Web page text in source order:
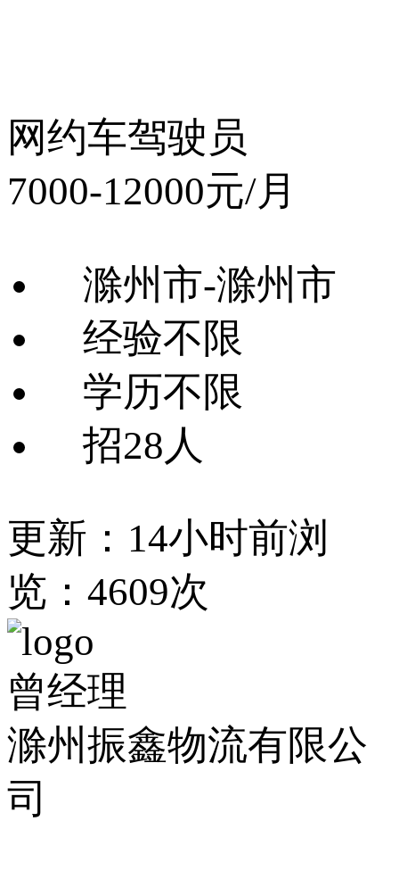
网约车驾驶员
7000-12000元/月
滁州市-滁州市
经验不限
学历不限
招28人
更新：14小时前浏
览：4609次
曾经理
滁州振鑫物流有限公
司